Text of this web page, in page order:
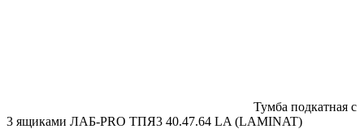
Тумба подкатная с
3 ящиками ЛАБ-PRO ТПЯ3 40.47.64 LA (LAMINAT)